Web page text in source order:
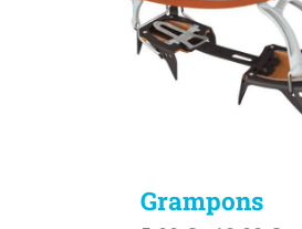
Grampons